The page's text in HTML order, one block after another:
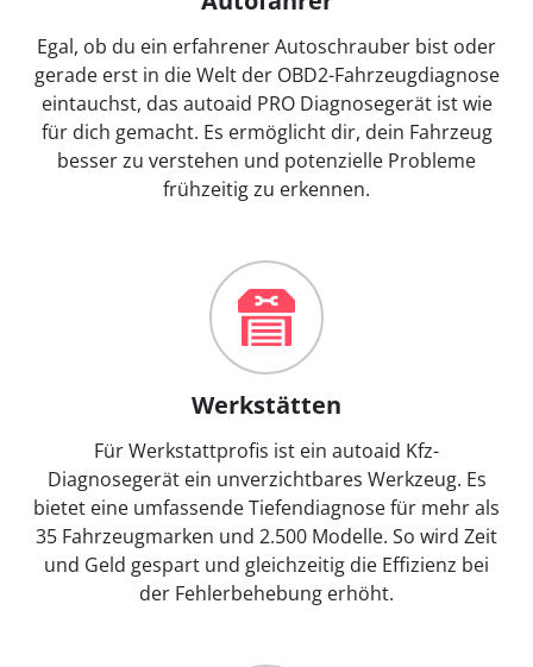
Egal, ob du ein erfahrener Autoschrauber bist oder
gerade erst in die Welt der OBD2-Fahrzeugdiagnose
eintauchst, das autoaid PRO Diagnosegerät ist wie
für dich gemacht. Es ermöglicht dir, dein Fahrzeug
besser zu verstehen und potenzielle Probleme
frühzeitig zu erkennen.
Werkstätten
Für Werkstattprofis ist ein autoaid Kfz-
Diagnosegerät ein unverzichtbares Werkzeug. Es
bietet eine umfassende Tiefendiagnose für mehr als
35 Fahrzeugmarken und 2.500 Modelle. So wird Zeit
und Geld gespart und gleichzeitig die Effizienz bei
der Fehlerbehebung erhöht.